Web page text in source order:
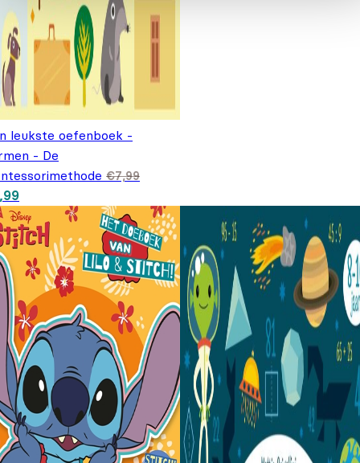
leukste oefenboek -
- De
€7,99
prijs was: €7,99.
Huidige prijs is: €5,99.